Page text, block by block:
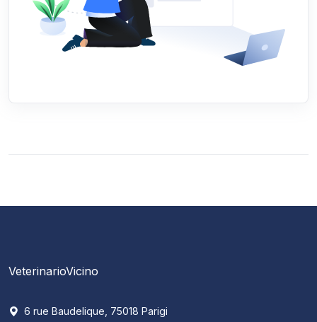
VeterinarioVicino
6 rue Baudelique, 75018 Parigi